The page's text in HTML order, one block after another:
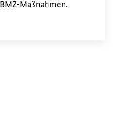
BMZ-Maßnahmen.